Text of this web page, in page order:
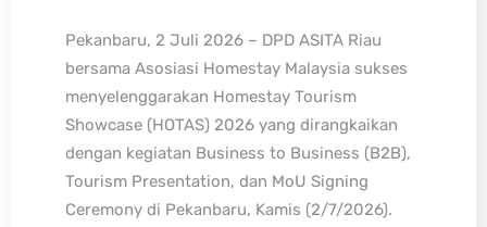
Pekanbaru, 2 Juli 2026 – DPD ASITA Riau
bersama Asosiasi Homestay Malaysia sukses
menyelenggarakan Homestay Tourism
Showcase (HOTAS) 2026 yang dirangkaikan
dengan kegiatan Business to Business (B2B),
Tourism Presentation, dan MoU Signing
Ceremony di Pekanbaru, Kamis (2/7/2026).